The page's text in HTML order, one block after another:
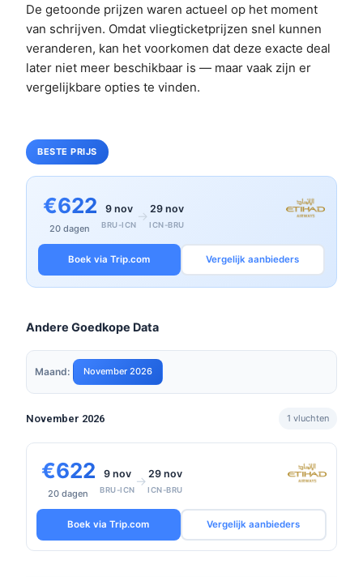
De getoonde prijzen waren actueel op het moment
van schrijven. Omdat vliegticketprijzen snel kunnen
veranderen, kan het voorkomen dat deze exacte deal
later niet meer beschikbaar is — maar vaak zijn er
vergelijkbare opties te vinden.
BESTE PRIJS
€622
20 dagen
9 nov
BRU-ICN
→ 29 nov
ICN-BRU
Boek via Trip.com Vergelijk aanbieders
Andere Goedkope Data
Maand: November 2026
November 2026 1 vluchten
€622
20 dagen
9 nov
BRU-ICN
→ 29 nov
ICN-BRU
Boek via Trip.com Vergelijk aanbieders